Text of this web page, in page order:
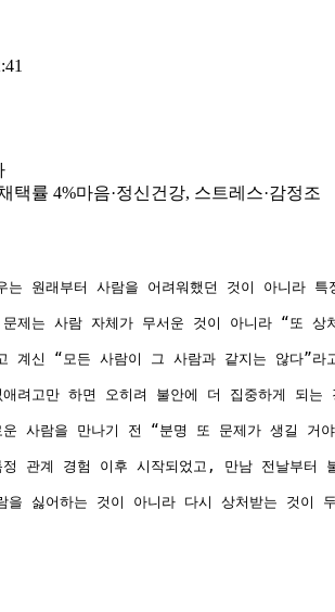
택률 4%마음·정신건강, 스트레스·감정조
는 원래부터 사람을 어려워했던 것이 아니라
문제는 사람 자체가 무서운 것이 아니라 “또
계신 “모든 사람이 그 사람과 같지는 않다”
애려고만 하면 오히려 불안에 더 집중하게 되
사람을 만나기 전 “분명 또 문제가 생길 거
정 관계 경험 이후 시작되었고, 만남 전날부터
을 싫어하는 것이 아니라 다시 상처받는 것